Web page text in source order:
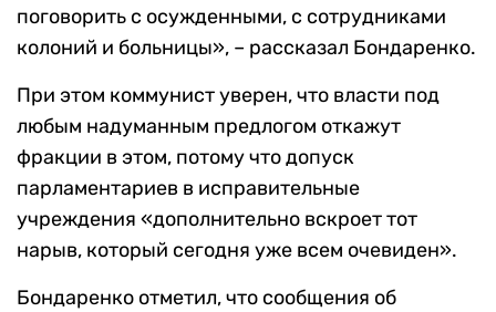
поговорить с осужденными, с сотрудниками
колоний и больницы», – рассказал Бондаренко.
При этом коммунист уверен, что власти под
любым надуманным предлогом откажут
фракции в этом, потому что допуск
парламентариев в исправительные
учреждения «дополнительно вскроет тот
нарыв, который сегодня уже всем очевиден».
Бондаренко отметил, что сообщения об